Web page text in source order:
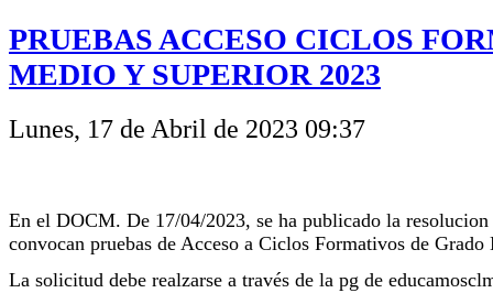
PRUEBAS ACCESO CICLOS
MEDIO Y SUPERIOR 2023
Lunes, 17 de Abril de 2023 09:37
En el DOCM. De 17/04/2023, se ha publicado la resolucion
convocan pruebas de Acceso a Ciclos Formativos de
La solicitud debe realzarse a través de la pg de